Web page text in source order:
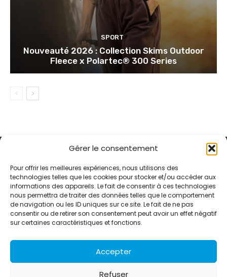
Gérer le consentement
Pour offrir les meilleures expériences, nous utilisons des
technologies telles que les cookies pour stocker et/ou accéder aux
informations des appareils. Le fait de consentir à ces technologies
nous permettra de traiter des données telles que le comportement
de navigation ou les ID uniques sur ce site. Le fait de ne pas
consentir ou de retirer son consentement peut avoir un effet négatif
sur certaines caractéristiques et fonctions.
Accepter
Refuser
SPORT
Nouveauté 2026 : Collection Skims Outdoor
Fleece x Polartec® 300 Series
Alternative Média est une agence de relations presse et de
relations publiques basée à Grenoble. Depuis 1995, elle conçoit et
pilote des stratégies de visibilité en France et à l’international
grâce à un réseau d’agences partenaires.